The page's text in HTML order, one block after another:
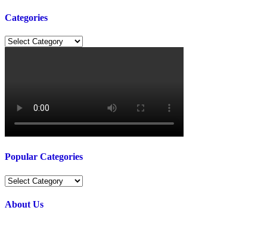
Categories
Categories
Popular Categories
Popular
About Us